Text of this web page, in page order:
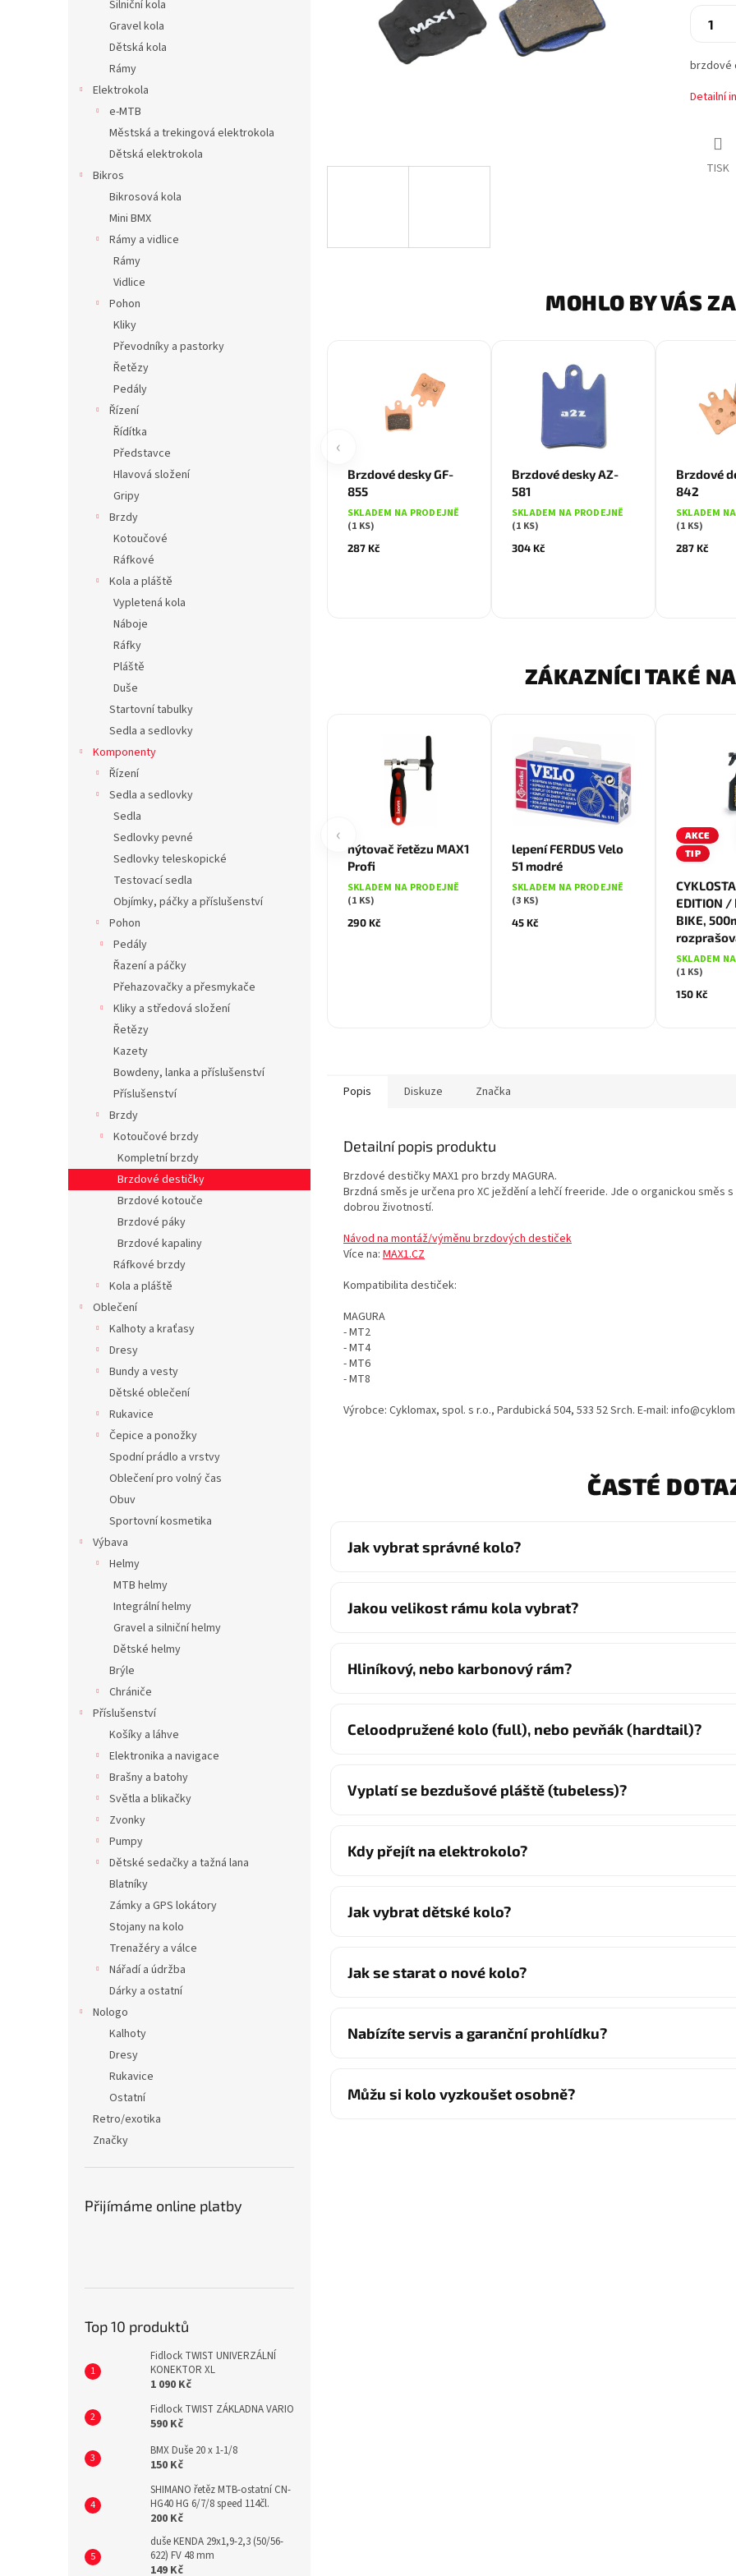
Silniční kola
Gravel kola
Dětská kola
Rámy
Elektrokola
e-MTB
Městská a trekingová elektrokola
Dětská elektrokola
Bikros
Bikrosová kola
Mini BMX
Rámy a vidlice
Rámy
Vidlice
Pohon
Kliky
Převodníky a pastorky
Řetězy
Pedály
Řízení
Řídítka
Představce
Hlavová složení
Gripy
Brzdy
Kotoučové
Ráfkové
Kola a pláště
Vypletená kola
Náboje
Ráfky
Pláště
Duše
Startovní tabulky
Sedla a sedlovky
Komponenty
Řízení
Sedla a sedlovky
Sedla
Sedlovky pevné
Sedlovky teleskopické
Testovací sedla
Objímky, páčky a příslušenství
Pohon
Pedály
Řazení a páčky
Přehazovačky a přesmykače
Kliky a středová složení
Řetězy
Kazety
Bowdeny, lanka a příslušenství
Příslušenství
Brzdy
Kotoučové brzdy
Kompletní brzdy
Brzdové destičky
Brzdové kotouče
Brzdové páky
Brzdové kapaliny
Ráfkové brzdy
Kola a pláště
Oblečení
Kalhoty a kraťasy
Dresy
Bundy a vesty
Dětské oblečení
Rukavice
Čepice a ponožky
Spodní prádlo a vrstvy
Oblečení pro volný čas
Obuv
Sportovní kosmetika
Výbava
Helmy
MTB helmy
Integrální helmy
Gravel a silniční helmy
Dětské helmy
Brýle
Chrániče
Příslušenství
Košíky a láhve
Elektronika a navigace
Brašny a batohy
Světla a blikačky
Zvonky
Pumpy
Dětské sedačky a tažná lana
Blatníky
Zámky a GPS lokátory
Stojany na kolo
Trenažéry a válce
Nářadí a údržba
Dárky a ostatní
Nologo
Kalhoty
Dresy
Rukavice
Ostatní
Retro/exotika
Značky
Přijímáme online platby
Top 10 produktů
Fidlock TWIST UNIVERZÁLNÍ
KONEKTOR XL
1 090 Kč
Fidlock TWIST ZÁKLADNA VARIO
590 Kč
BMX Duše 20 x 1-1/8
150 Kč
SHIMANO řetěz MTB-ostatní CN-
HG40 HG 6/7/8 speed 114čl.
200 Kč
duše KENDA 29x1,9-2,3 (50/56-
622) FV 48 mm
149 Kč
brzdové
Detailní
TISK
MOHLO BY VÁS
‹
Brzdové desky GF-
855
SKLADEM NA PRODEJNĚ
(1 KS)
287 Kč
Brzdové desky AZ-
581
SKLADEM NA PRODEJNĚ
(1 KS)
304 Kč
Brzdové
842
SKLADEM
(1 KS)
287 Kč
ZÁKAZNÍCI TAKÉ
‹
nýtovač řetězu MAX1
Profi
SKLADEM NA PRODEJNĚ
(1 KS)
290 Kč
lepení FERDUS Velo
51 modré
SKLADEM NA PRODEJNĚ
(3 KS)
45 Kč
AKCE
TIP
EDITION /
BIKE,
SKLADEM
(1 KS)
150 Kč
Popis Diskuze Značka
Detailní popis produktu
Brzdové destičky MAX1 pro brzdy MAGURA.
Brzdná směs je určena pro XC ježdění a lehčí freeride. Jde o organickou směs
dobrou životností.
Návod na montáž/výměnu brzdových destiček
Více na: MAX1.CZ
Kompatibilita destiček:
MAGURA
- MT2
- MT4
- MT6
- MT8
Výrobce: Cyklomax, spol. s r.o., Pardubická 504, 533 52 Srch. E-mail:
ČASTÉ
Jak vybrat správné kolo?
Jakou velikost rámu kola vybrat?
Hliníkový, nebo karbonový rám?
Celoodpružené kolo (full), nebo pevňák (hardtail)?
Vyplatí se bezdušové pláště (tubeless)?
Kdy přejít na elektrokolo?
Jak vybrat dětské kolo?
Jak se starat o nové kolo?
Nabízíte servis a garanční prohlídku?
Můžu si kolo vyzkoušet osobně?